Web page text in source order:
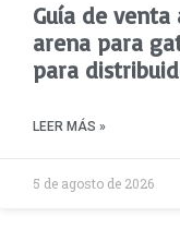
Guía de
arena para
para
LEER MÁS »
5 de agosto de 2026